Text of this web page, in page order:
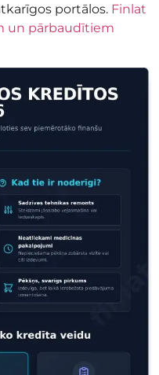
portālos. Finlat
un pārbaudītiem